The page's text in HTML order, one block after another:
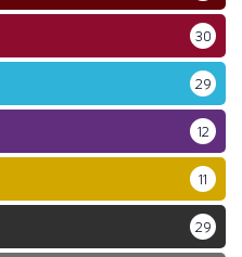
30
29
12
11
29